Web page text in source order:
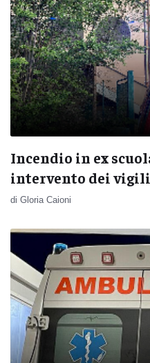
Incendio in ex
intervento dei vigili
di Gloria Caioni